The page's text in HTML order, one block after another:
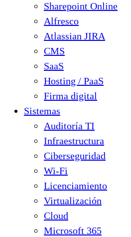
Sharepoint Online
Alfresco
Atlassian JIRA
CMS
SaaS
Hosting / PaaS
Firma digital
Sistemas
Auditoría TI
Infraestructura
Ciberseguridad
Wi-Fi
Licenciamiento
Virtualización
Cloud
Microsoft 365